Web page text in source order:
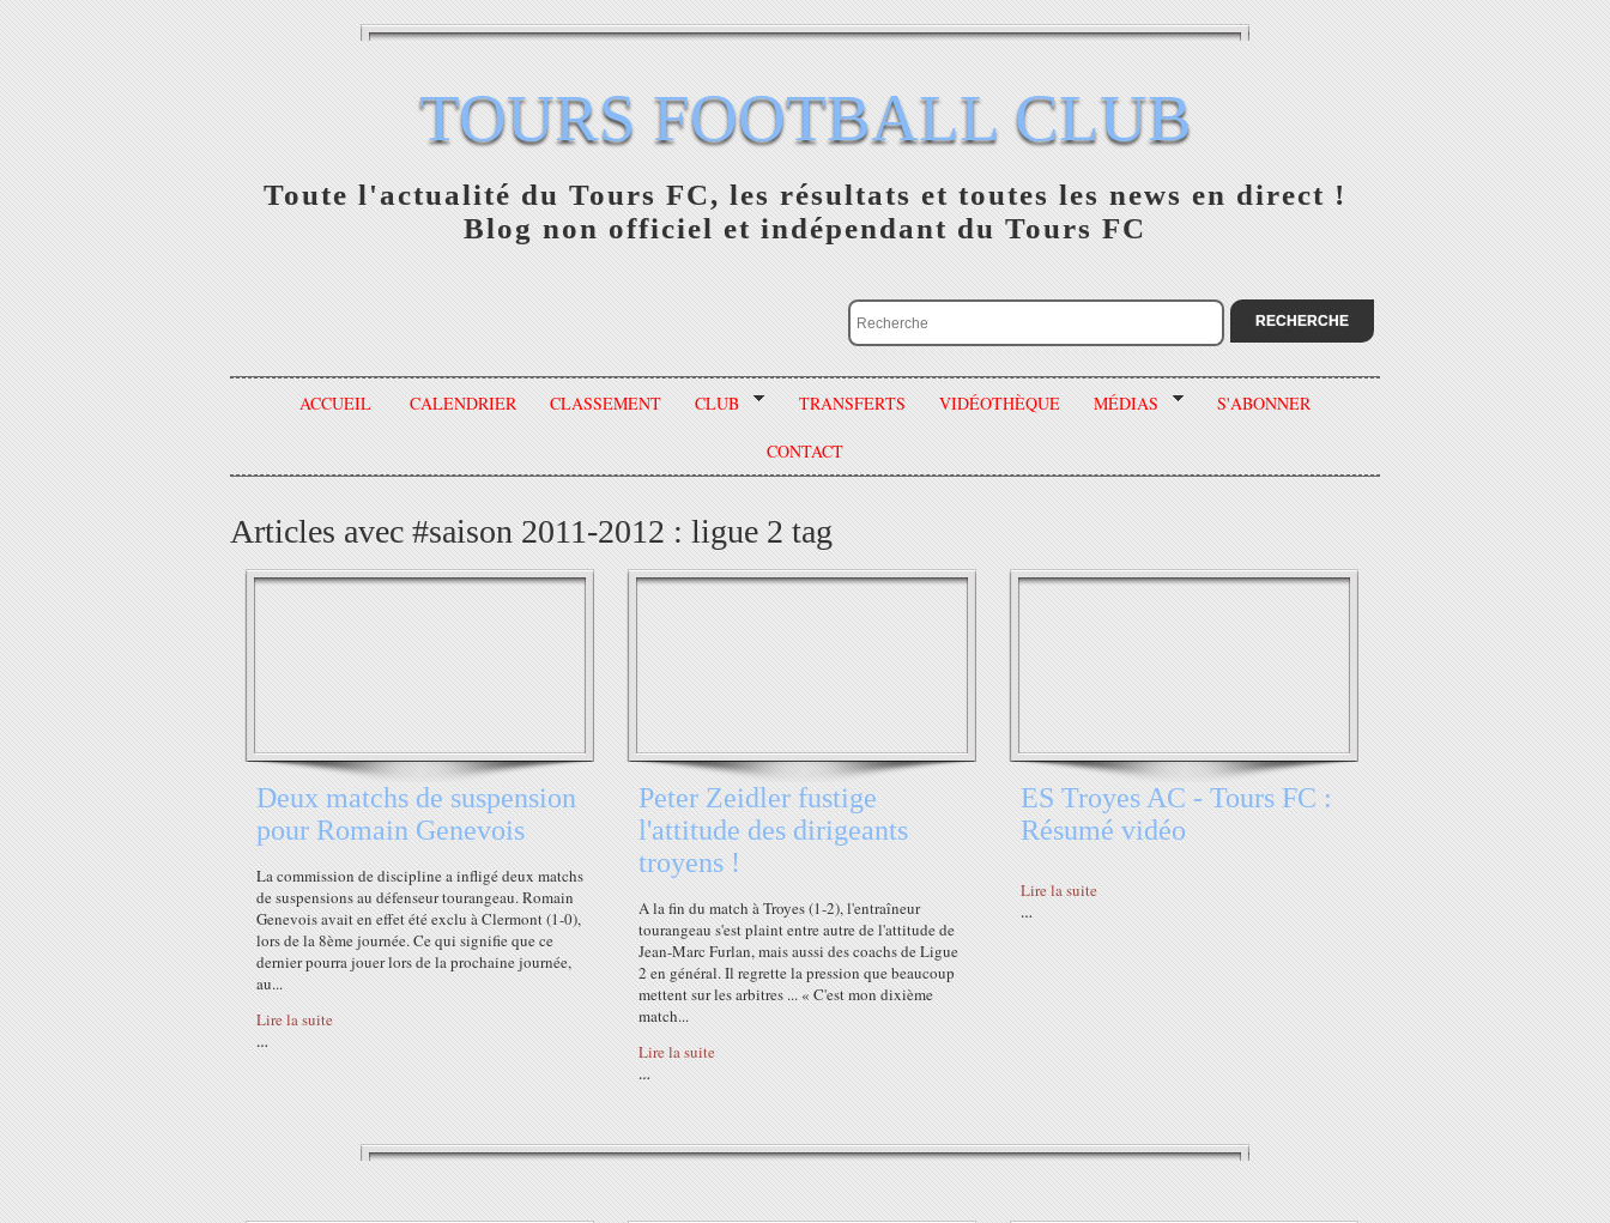
TOURS FOOTBALL CLUB
Toute l'actualité du Tours FC, les résultats et toutes les news en direct !
Blog non officiel et indépendant du Tours FC
ACCUEIL CALENDRIER CLASSEMENT CLUB TRANSFERTS VIDÉOTHÈQUE MÉDIAS S'ABONNER
CONTACT
Articles avec #saison 2011-2012 : ligue 2 tag
Deux matchs de suspension
pour Romain Genevois
La commission de discipline a infligé deux matchs
de suspensions au défenseur tourangeau. Romain
Genevois avait en effet été exclu à Clermont (1-0),
lors de la 8ème journée. Ce qui signifie que ce
dernier pourra jouer lors de la prochaine journée,
au...
Lire la suite
…
Peter Zeidler fustige
l'attitude des dirigeants
troyens !
A la fin du match à Troyes (1-2), l'entraîneur
tourangeau s'est plaint entre autre de l'attitude de
Jean-Marc Furlan, mais aussi des coachs de Ligue
2 en général. Il regrette la pression que beaucoup
mettent sur les arbitres ... « C'est mon dixième
match...
Lire la suite
…
ES Troyes AC - Tours FC :
Résumé vidéo
Lire la suite
…